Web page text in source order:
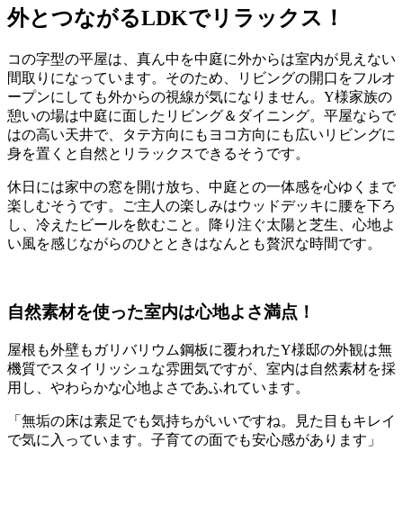
外とつながるLDKでリラックス！
コの字型の平屋は、真ん中を中庭に外からは室内が見えない
間取りになっています。そのため、リビングの開口をフルオ
ープンにしても外からの視線が気になりません。Y様家族の
憩いの場は中庭に面したリビング＆ダイニング。平屋ならで
はの高い天井で、タテ方向にもヨコ方向にも広いリビングに
身を置くと自然とリラックスできるそうです。
休日には家中の窓を開け放ち、中庭との一体感を心ゆくまで
楽しむそうです。ご主人の楽しみはウッドデッキに腰を下ろ
し、冷えたビールを飲むこと。降り注ぐ太陽と芝生、心地よ
い風を感じながらのひとときはなんとも贅沢な時間です。
自然素材を使った室内は心地よさ満点！
屋根も外壁もガリバリウム鋼板に覆われたY様邸の外観は無
機質でスタイリッシュな雰囲気ですが、室内は自然素材を採
用し、やわらかな心地よさであふれています。
「無垢の床は素足でも気持ちがいいですね。見た目もキレイ
で気に入っています。子育ての面でも安心感があります」